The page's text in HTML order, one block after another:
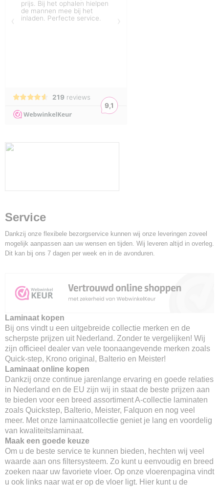
Service
Dankzij onze flexibele bezorgservice kunnen wij onze leveringen zoveel
mogelijk aanpassen aan uw wensen en tijden. Wij leveren altijd in overleg.
Dit kan bij ons 7 dagen per week en in de avonduren.
Laminaat kopen
Bij ons vindt u een uitgebreide collectie merken en de
scherpste prijzen uit Nederland. Zonder te vergelijken! Wij
zijn officieel dealer van vele toonaangevende merken zoals
Quick-step, Krono original, Balterio en Meister!
Laminaat online kopen
Dankzij onze continue jarenlange ervaring en goede relaties
in Nederland en de EU zijn wij in staat de beste prijzen aan
te bieden voor een breed assortiment A-collectie laminaten
zoals Quickstep, Balterio, Meister, Falquon en nog veel
meer. Met onze laminaatcollectie geniet je lang en voordelig
van kwaliteitslaminaat.
Maak een goede keuze
Om u de beste service te kunnen bieden, hechten wij veel
waarde aan ons filtersysteem. Zo kunt u eenvoudig en breed
zoeken naar uw favoriete vloer. Op onze vloerenpagina vindt
u ook links naar wat er op de vloer ligt. Hier kunt u de